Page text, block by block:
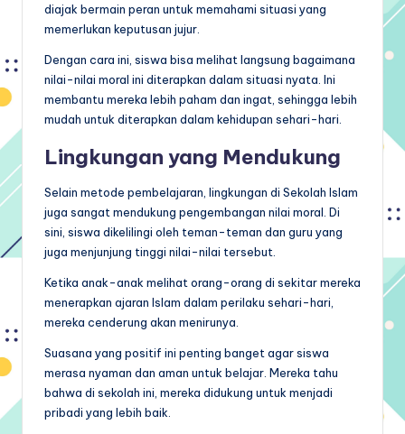
diajak bermain peran untuk memahami situasi yang
memerlukan keputusan jujur.
Dengan cara ini, siswa bisa melihat langsung bagaimana
nilai-nilai moral ini diterapkan dalam situasi nyata. Ini
membantu mereka lebih paham dan ingat, sehingga lebih
mudah untuk diterapkan dalam kehidupan sehari-hari.
Lingkungan yang Mendukung
Selain metode pembelajaran, lingkungan di Sekolah Islam
juga sangat mendukung pengembangan nilai moral. Di
sini, siswa dikelilingi oleh teman-teman dan guru yang
juga menjunjung tinggi nilai-nilai tersebut.
Ketika anak-anak melihat orang-orang di sekitar mereka
menerapkan ajaran Islam dalam perilaku sehari-hari,
mereka cenderung akan menirunya.
Suasana yang positif ini penting banget agar siswa
merasa nyaman dan aman untuk belajar. Mereka tahu
bahwa di sekolah ini, mereka didukung untuk menjadi
pribadi yang lebih baik.